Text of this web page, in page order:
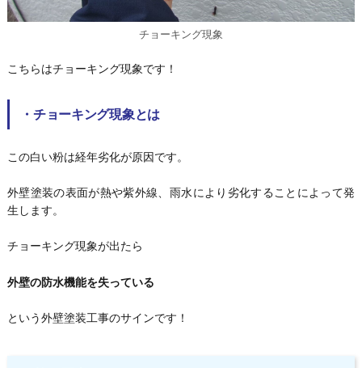
チョーキング現象
こちらはチョーキング現象です！
・チョーキング現象とは
この白い粉は経年劣化が原因です。
外壁塗装の表面が熱や紫外線、雨水により劣化することによって発
生します。
チョーキング現象が出たら
外壁の防水機能を失っている
という外壁塗装工事のサインです！